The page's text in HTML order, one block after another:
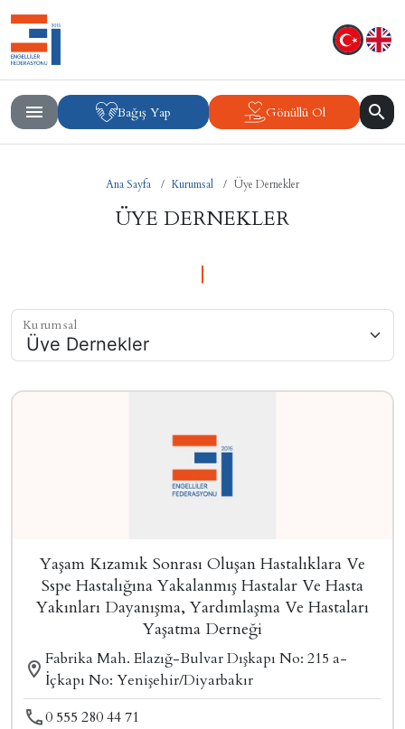
Bağış Yap Gönüllü Ol
Ana Sayfa Kurumsal Üye Dernekler
ÜYE DERNEKLER
Kurumsal
Yaşam Kızamık Sonrası Oluşan Hastalıklara Ve
Sspe Hastalığına Yakalanmış Hastalar Ve Hasta
Yakınları Dayanışma, Yardımlaşma Ve Hastaları
Yaşatma Derneği
Fabrika Mah. Elazığ-Bulvar Dışkapı No: 215 a-
İçkapı No: Yenişehir/Diyarbakır
0 555 280 44 71